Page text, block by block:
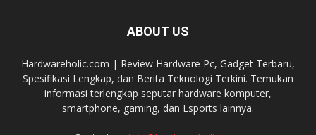
ABOUT US
Hardwareholic.com | Review Hardware Pc, Gadget Terbaru,
Spesifikasi Lengkap, dan Berita Teknologi Terkini. Temukan
informasi terlengkap seputar hardware komputer,
smartphone, gaming, dan Esports lainnya.